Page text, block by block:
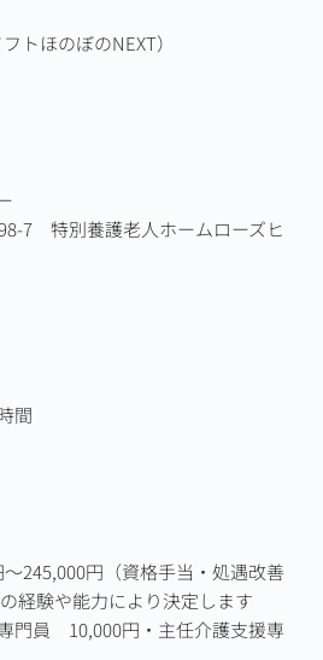
トほのぼのNEXT）
7　特別養護老人ホームローズヒ
間
～245,000円（資格手当・処遇改善
経験や能力により決定します
門員　10,000円・主任介護支援専